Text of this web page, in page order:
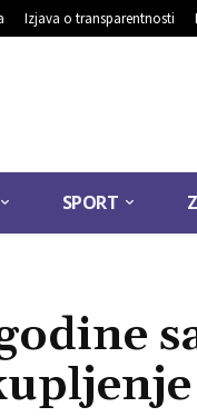
Izjava o transparentnosti
SPORT